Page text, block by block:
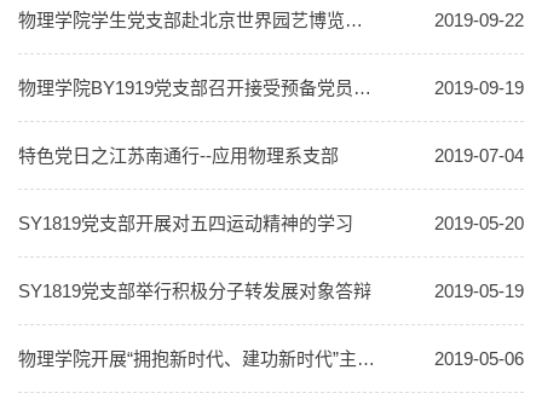
物理学院学生党支部赴北京世界园艺博览会参观 2019-09-22
物理学院BY1919党支部召开接受预备党员大会 2019-09-19
特色党日之江苏南通行--应用物理系支部 2019-07-04
SY1819党支部开展对五四运动精神的学习 2019-05-20
SY1819党支部举行积极分子转发展对象答辩 2019-05-19
物理学院开展“拥抱新时代、建功新时代”主题实践活动 2019-05-06